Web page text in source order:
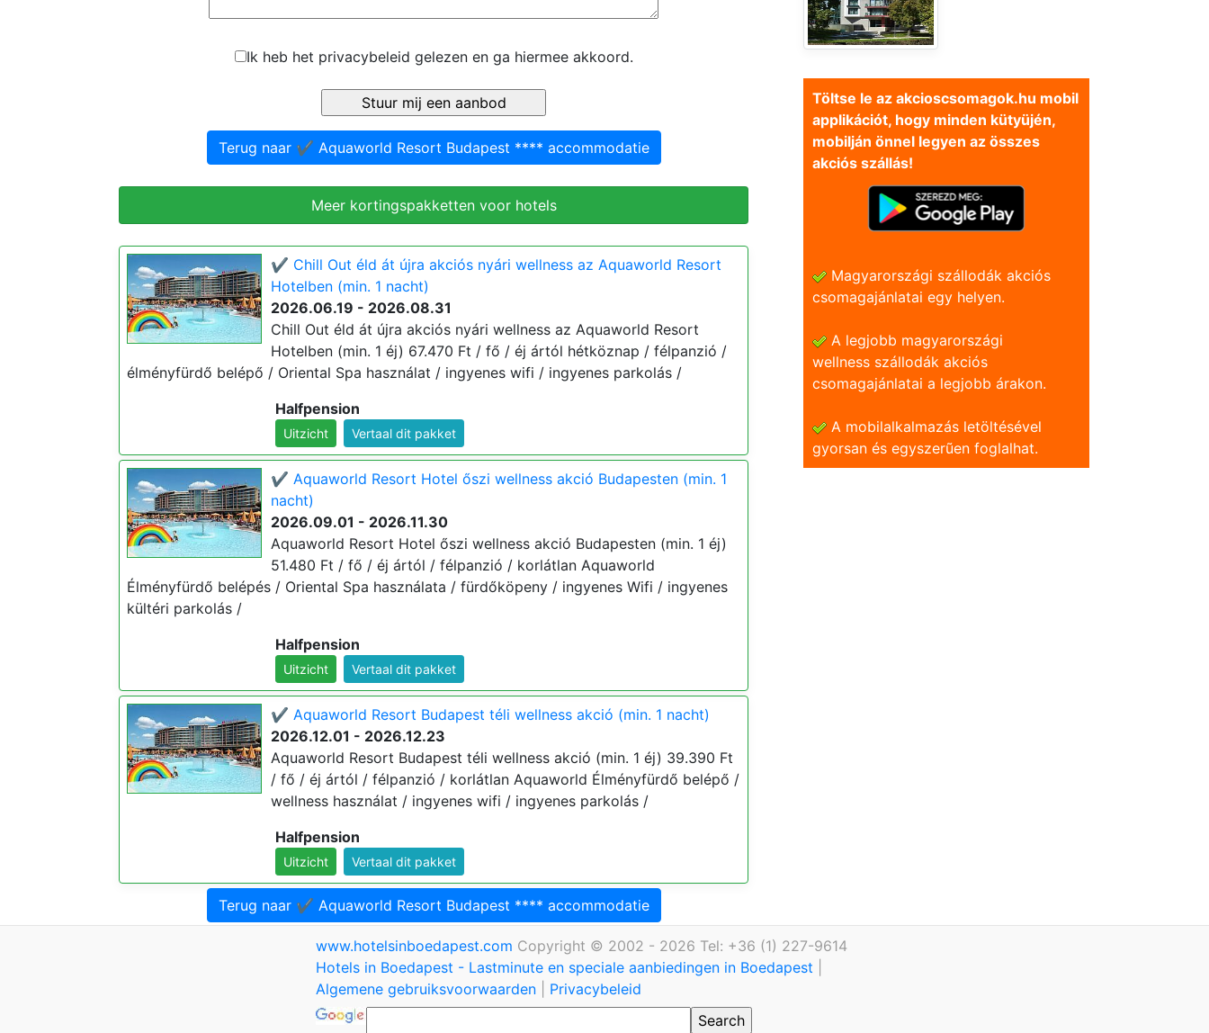
Ik heb het privacybeleid gelezen en ga hiermee akkoord.
Terug naar ✔️ Aquaworld Resort Budapest **** accommodatie
Meer kortingspakketten voor hotels
✔️ Chill Out éld át újra akciós nyári wellness az Aquaworld Resort
Hotelben (min. 1 nacht)
2026.06.19 - 2026.08.31
Chill Out éld át újra akciós nyári wellness az Aquaworld Resort
Hotelben (min. 1 éj) 67.470 Ft / fő / éj ártól hétköznap / félpanzió /
élményfürdő belépő / Oriental Spa használat / ingyenes wifi / ingyenes parkolás /
Halfpension
Uitzicht Vertaal dit pakket
✔️ Aquaworld Resort Hotel őszi wellness akció Budapesten (min. 1
nacht)
2026.09.01 - 2026.11.30
Aquaworld Resort Hotel őszi wellness akció Budapesten (min. 1 éj)
51.480 Ft / fő / éj ártól / félpanzió / korlátlan Aquaworld
Élményfürdő belépés / Oriental Spa használata / fürdőköpeny / ingyenes Wifi / ingyenes
kültéri parkolás /
Halfpension
Uitzicht Vertaal dit pakket
✔️ Aquaworld Resort Budapest téli wellness akció (min. 1 nacht)
2026.12.01 - 2026.12.23
Aquaworld Resort Budapest téli wellness akció (min. 1 éj) 39.390 Ft
/ fő / éj ártól / félpanzió / korlátlan Aquaworld Élményfürdő belépő /
wellness használat / ingyenes wifi / ingyenes parkolás /
Halfpension
Uitzicht Vertaal dit pakket
Terug naar ✔️ Aquaworld Resort Budapest **** accommodatie
Töltse le az akcioscsomagok.hu mobil
applikációt, hogy minden kütyüjén,
mobilján önnel legyen az összes
akciós szállás!
Magyarországi szállodák akciós
csomagajánlatai egy helyen.
A legjobb magyarországi
wellness szállodák akciós
csomagajánlatai a legjobb árakon.
A mobilalkalmazás letöltésével
gyorsan és egyszerũen foglalhat.
www.hotelsinboedapest.com Copyright © 2002 - 2026 Tel: +36 (1) 227-9614
Hotels in Boedapest - Lastminute en speciale aanbiedingen in Boedapest
Algemene gebruiksvoorwaarden
Privacybeleid